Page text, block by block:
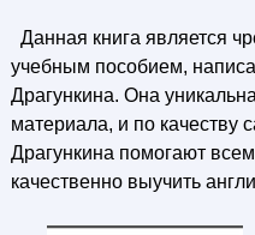
Данная книга является
учебным пособием,
Драгункина. Она
материала, и по качеству
Драгункина помогают
качественно выучить